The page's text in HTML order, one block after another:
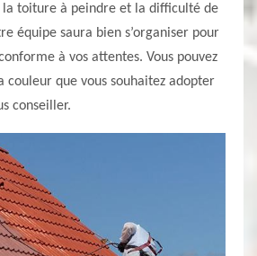
la toiture à peindre et la difficulté de
équipe saura bien s’organiser pour
à vos attentes. Vous pouvez
couleur que vous souhaitez adopter
conseiller.